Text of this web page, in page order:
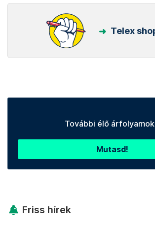
Telex
További élő
Mutasd!
Friss hírek